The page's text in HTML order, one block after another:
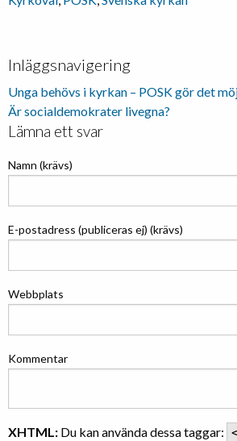
Inläggsnavigering
Unga behövs i kyrkan – POSK gör det
Är socialdemokrater livegna?
Lämna ett svar
Namn (krävs)
E-postadress (publiceras ej) (krävs)
Webbplats
Kommentar
XHTML: Du kan använda dessa taggar: